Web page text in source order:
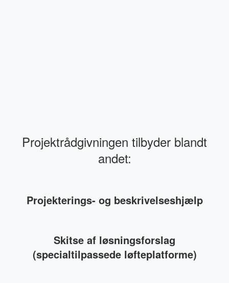
Projektrådgivningen tilbyder blandt
andet:
Projekterings- og beskrivelseshjælp
Skitse af løsningsforslag
(specialtilpassede løfteplatforme)